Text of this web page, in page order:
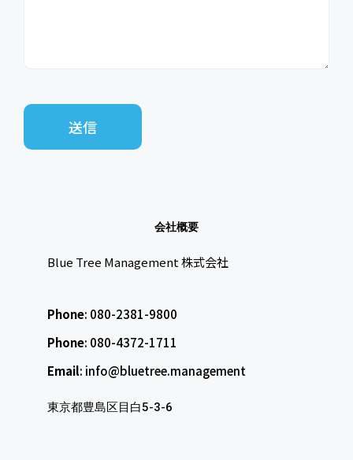
会社概要
Blue Tree Management 株式会社
Phone: 080-2381-9800
Phone: 080-4372-1711
Email: info@bluetree.management
東京都豊島区目白5-3-6